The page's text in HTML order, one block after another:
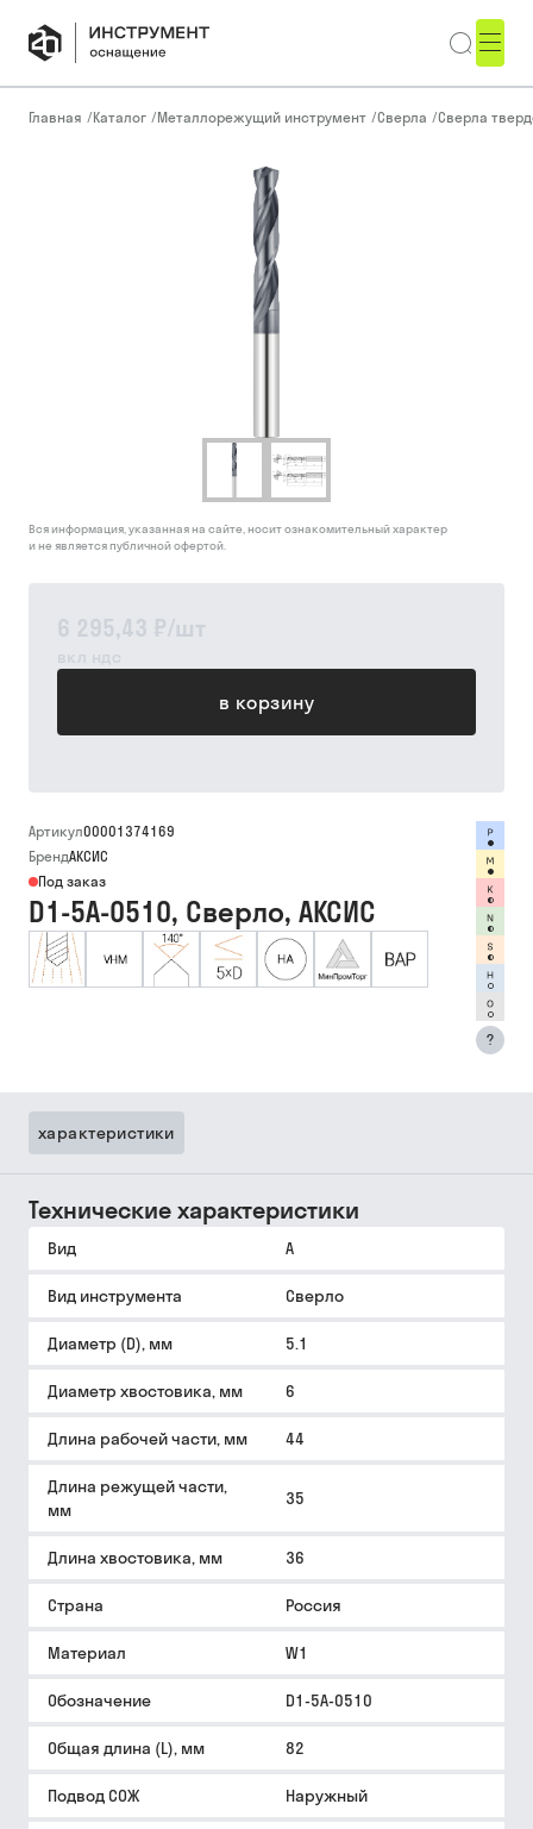
Главная /Каталог /Металлорежущий инструмент /Сверла /Сверла
6 295,43 ₽/шт
вкл ндс
в корзину
Вся информация, указанная на сайте, носит ознакомительный характер
и не является публичной офертой.
Артикул00001374169
БрендАКСИС
Под заказ
D1-5A-0510, Сверло, АКСИС
?
характеристики
Технические характеристики
Вид A
Вид инструмента Сверло
Диаметр (D), мм 5.1
Диаметр хвостовика, мм 6
Длина рабочей части, мм 44
Длина режущей части,
мм
35
Длина хвостовика, мм 36
Страна Россия
Материал W1
Обозначение D1-5A-0510
Общая длина (L), мм 82
Подвод СОЖ Наружный